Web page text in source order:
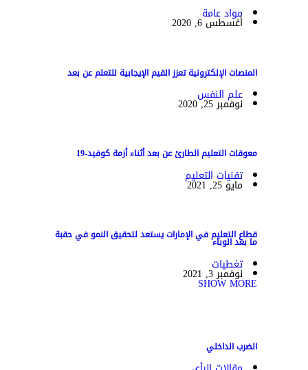
مواد عامة
أغسطس 6, 2020
المنصات الإلكترونية تعزز القيم الإيجابية للتعلم عن بعد
علم النفس
نوفمبر 25, 2020
معوقات التعليم الطارئ عن بعد أثناء أزمة كوفيد-19
تقنيات التعليم
مايو 25, 2021
قطاع التعليم في الإمارات يستعد لتحقيق النمو في حقبة
ما بعد الوباء
تغطيات
نوفمبر 3, 2021
SHOW MORE
الضرب الداخلي